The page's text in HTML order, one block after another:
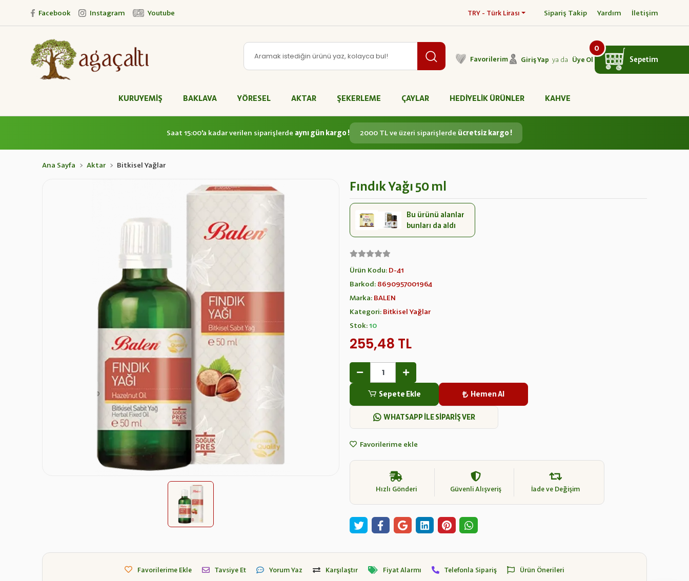
Facebook Instagram Youtube TRY - Türk Lirası Sipariş Takip Yardım İletişim
Favorilerim Giriş Yap ya da Üye Ol
0
Sepetim
KURUYEMİŞ BAKLAVA YÖRESEL AKTAR ŞEKERLEME ÇAYLAR HEDİYELİK ÜRÜNLER KAHVE
Saat 15:00'a kadar verilen siparişlerde aynı gün kargo ! 2000 TL ve üzeri siparişlerde ücretsiz kargo !
Ana Sayfa Aktar Bitkisel Yağlar
Fındık Yağı 50 ml
Bu ürünü alanlar
bunları da aldı
Ürün Kodu: D-41
Barkod: 8690957001964
Marka: BALEN
Kategori: Bitkisel Yağlar
Stok:10
255,48 TL
Sepete Ekle Hemen Al
WHATSAPP İLE SİPARİŞ VER
Favorilerime ekle
Hızlı Gönderi Güvenli Alışveriş İade ve Değişim
Favorilerime Ekle Tavsiye Et Yorum Yaz Karşılaştır Fiyat Alarmı Telefonla Sipariş Ürün Önerileri